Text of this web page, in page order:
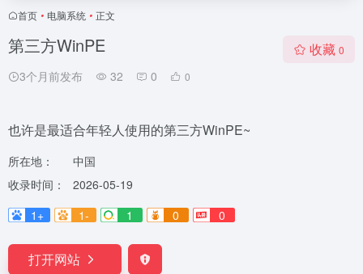
首页 • 电脑系统 • 正文
第三方WinPE
3个月前发布 32 0 0
收藏 0
也许是最适合年轻人使用的第三方WinPE~
所在地：
中国
收录时间：
2026-05-19
1+
1- 1 0 0
打开网站